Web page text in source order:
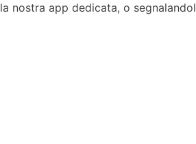
nostra app dedicata, o